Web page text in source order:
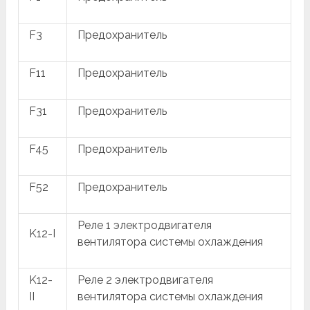
F3 Предохранитель
F11 Предохранитель
F31 Предохранитель
F45 Предохранитель
F52 Предохранитель
K12-I
Реле 1 электродвигателя
вентилятора системы охлаждения
K12-
II
Реле 2 электродвигателя
вентилятора системы охлаждения